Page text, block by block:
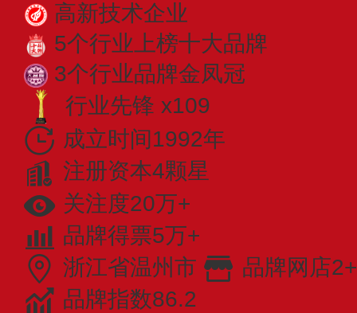
高新技术企业
5个行业上榜十大品牌
3个行业品牌金凤冠
行业先锋 x109
成立时间1992年
注册资本4颗星
关注度20万+
品牌得票5万+
浙江省温州市
品牌网店2+
品牌指数86.2